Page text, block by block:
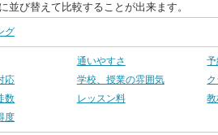
び替えて比較することが出来ます。
グ
通いやすさ
応
学校、授業の雰囲気
数
レッスン料
度